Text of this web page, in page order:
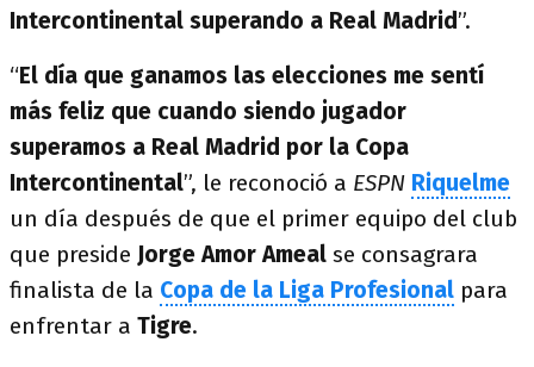
Intercontinental superando a Real Madrid”.
“El día que ganamos las elecciones me sentí
más feliz que cuando siendo jugador
superamos a Real Madrid por la Copa
Intercontinental”, le reconoció a ESPN Riquelme
un día después de que el primer equipo del club
que preside Jorge Amor Ameal se consagrara
finalista de la Copa de la Liga Profesional para
enfrentar a Tigre.